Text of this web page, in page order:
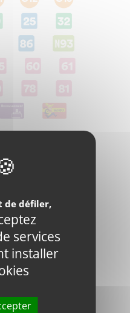
de défiler,
services
installer